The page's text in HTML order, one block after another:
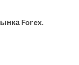
Forex.